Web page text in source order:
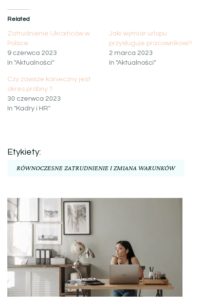
Related
Zatrudnienie Ukraińców w
Polsce
9 czerwca 2023
In "Aktualności"
Jaki wymiar urlopu
przysługuje pracownikowi?
2 marca 2023
In "Aktualności"
Czy zawsze konieczny jest
okres próbny ?
30 czerwca 2023
In "Kadry i HR"
Etykiety:
RÓWNOCZESNE ZATRUDNIENIE I ZMIANA WARUNKÓW
Nawigacja
wpisu